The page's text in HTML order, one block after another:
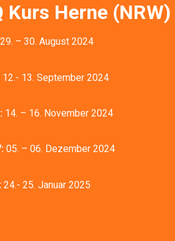
Kurs Herne (NRW)
29. – 30. August 2024
12.- 13. September 2024
14. – 16. November 2024
05. – 06. Dezember 2024
24.- 25. Januar 2025